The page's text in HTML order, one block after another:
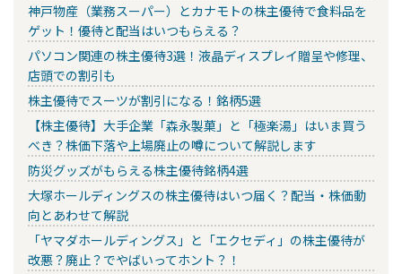
神戸物産（業務スーパー）とカナモトの株主優待で食料品を
ゲット！優待と配当はいつもらえる？
パソコン関連の株主優待3選！液晶ディスプレイ贈呈や修理、
店頭での割引も
株主優待でスーツが割引になる！銘柄5選
【株主優待】大手企業「森永製菓」と「極楽湯」はいま買う
べき？株価下落や上場廃止の噂について解説します
防災グッズがもらえる株主優待銘柄4選
大塚ホールディングスの株主優待はいつ届く？配当・株価動
向とあわせて解説
「ヤマダホールディングス」と「エクセディ」の株主優待が
改悪？廃止？でやばいってホント？！